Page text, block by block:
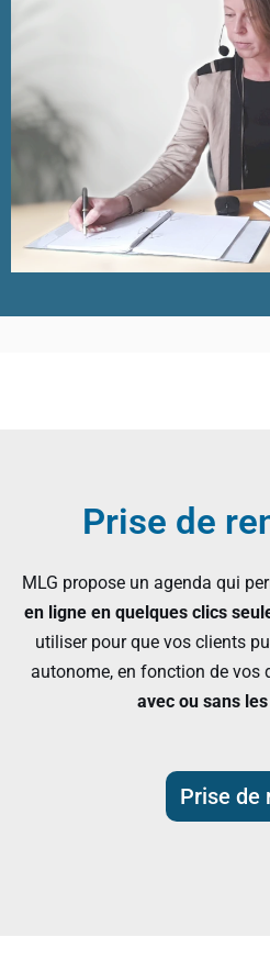
Prise de
MLG propose un agenda qui
en ligne en quelques clics
utiliser pour que vos clients
autonome, en fonction de
avec ou sans
Prise de